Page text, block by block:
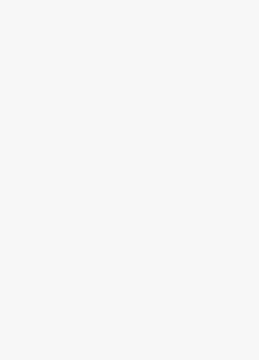
Школа Нейрокоучинга. Метапрограммы